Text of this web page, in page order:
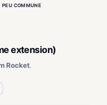
PEU COMMUNE
extension)
Rocket.